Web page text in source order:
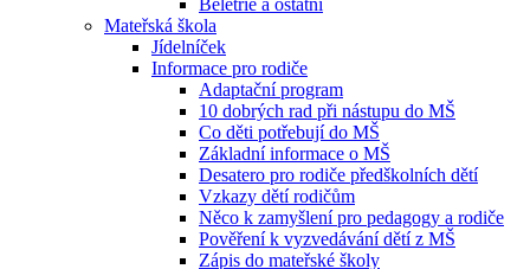
Beletrie a ostatní
Mateřská škola
Jídelníček
Informace pro rodiče
Adaptační program
10 dobrých rad při nástupu do MŠ
Co děti potřebují do MŠ
Základní informace o MŠ
Desatero pro rodiče předškolních dětí
Vzkazy dětí rodičům
Něco k zamyšlení pro pedagogy a rodiče
Pověření k vyzvedávání dětí z MŠ
Zápis do mateřské školy